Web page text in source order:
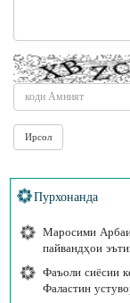
Пурхонанда
Маросими
пайвандҳои
Фаъоли сиёсии
Фаластин